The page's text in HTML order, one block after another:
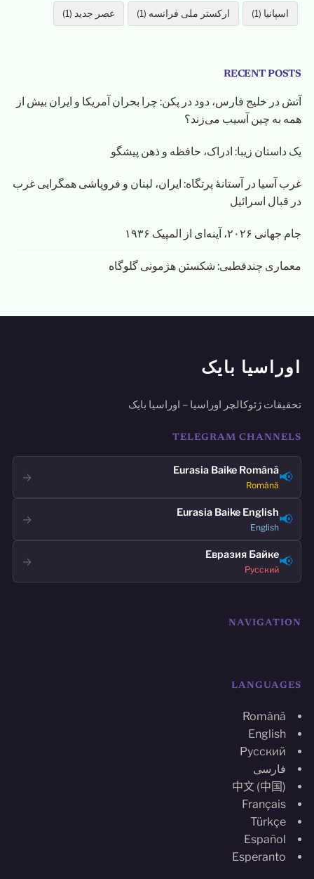
اسپانیا (1) ارکستر ملی فرانسه (1) عصر جدید (1)
RECENT POSTS
آتش در خلیج فارس، دود در پکن: چرا بحران آمریکا و ایران بیش از
همه به چین آسیب می‌زند؟
یک داستان زیبا: ادراک، حافظه و ذهن پیشگو
غرب آسیا در آستانهٔ پرتگاه: ایران، لبنان و فروپاشی همگرایی غرب
در قبال اسرائیل
جام جهانی ۲۰۲۶، آینه‌ای از المپیک ۱۹۳۶
معماری چندقطبی: شکستن هژمونی گلوگاه
اوراسیا بایک
تحقیقات ژئوکالچر اوراسیا – اوراسیا بایک
TELEGRAM CHANNELS
📢
Eurasia Baike Română
Română
→
📢
Eurasia Baike English
English
→
📢
Евразия Байке
Русский
→
NAVIGATION
LANGUAGES
Română
English
Русский
فارسی
中文 (中国)
Français
Türkçe
Español
Esperanto